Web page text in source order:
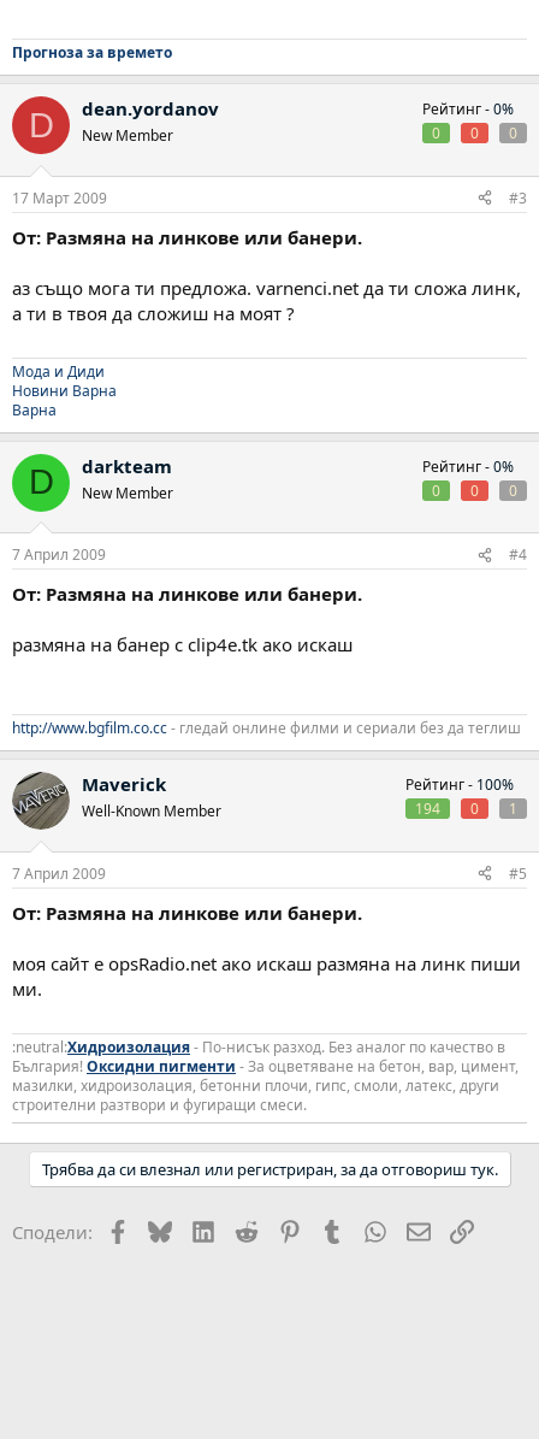
Прогноза за времето
D dean.yordanov
New Member
Рейтинг -0%
0
0 0
17 Март 2009 #3
От: Размяна на линкове или банери.
аз също мога ти предложа. varnenci.net да ти сложа линк,
а ти в твоя да сложиш на моят ?
Мода и Диди
Новини Варна
Варна
D darkteam
New Member
Рейтинг -0%
0
0 0
7 Април 2009 #4
От: Размяна на линкове или банери.
размяна на банер с clip4e.tk ако искаш
http://www.bgfilm.co.cc- гледай онлине филми и сериали без да теглиш
Maverick
Well-Known Member
Рейтинг - 100%
194
0 1
7 Април 2009 #5
От: Размяна на линкове или банери.
моя сайт е opsRadio.net ако искаш размяна на линк пиши
ми.
:neutral:Хидроизолация- По-нисък разход. Без аналог по качество в
България!Оксидни пигменти - За оцветяване на бетон, вар, цимент,
мазилки, хидроизолация, бетонни плочи, гипс, смоли, латекс, други
строителни разтвори и фугиращи смеси.
Трябва да си влезнал или регистриран, за да отговориш тук.
Сподели: Facebook
BlueskyLinkedIn
Reddit PinterestTumblr WhatsApp
EmailLink